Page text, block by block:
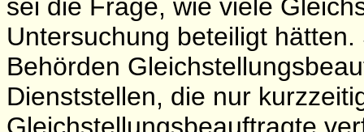
sei die Frage, wie viele
Untersuchung beteiligt
Behörden
Dienststellen, die nur
Gleichstellungsbeauftragte